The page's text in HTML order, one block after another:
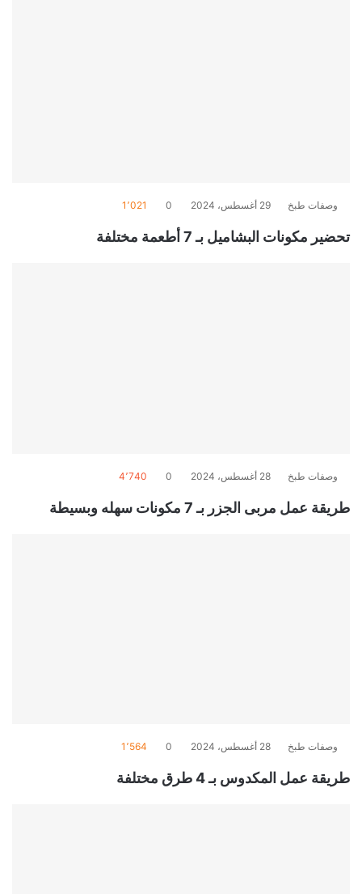
وصفات طبخ 29 أغسطس، 2024 0 1٬021
تحضير مكونات البشاميل بـ 7 أطعمة مختلفة
وصفات طبخ 28 أغسطس، 2024 0 4٬740
طريقة عمل مربى الجزر بـ 7 مكونات سهله وبسيطة
وصفات طبخ 28 أغسطس، 2024 0 1٬564
طريقة عمل المكدوس بـ 4 طرق مختلفة